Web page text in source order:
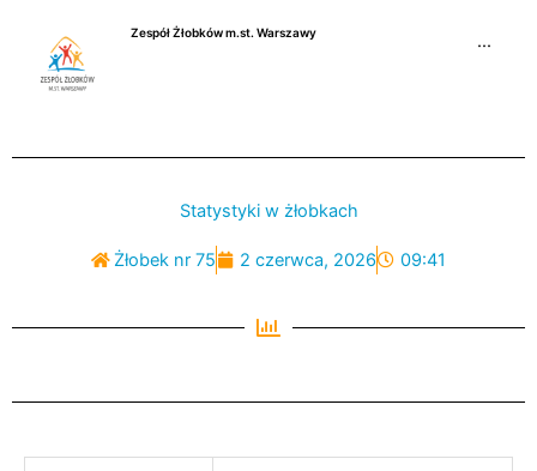
Zespół Żłobków m.st. Warszawy
···
Statystyki w żłobkach
Żłobek nr 75 2 czerwca, 2026 09:41